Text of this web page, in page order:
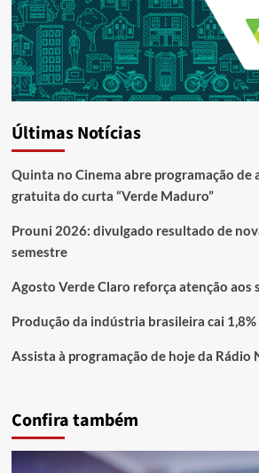
Últimas Notícias
Quinta no Cinema abre programação de
gratuita do curta “Verde Maduro”
Prouni 2026: divulgado resultado de
semestre
Agosto Verde Claro reforça atenção aos
Produção da indústria brasileira cai
Assista à programação de hoje da Rádio
Confira também